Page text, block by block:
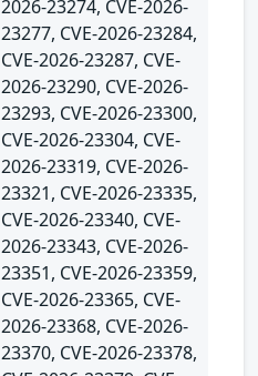
2026-23274, CVE-2026-
23277, CVE-2026-23284,
CVE-2026-23287, CVE-
2026-23290, CVE-2026-
23293, CVE-2026-23300,
CVE-2026-23304, CVE-
2026-23319, CVE-2026-
23321, CVE-2026-23335,
CVE-2026-23340, CVE-
2026-23343, CVE-2026-
23351, CVE-2026-23359,
CVE-2026-23365, CVE-
2026-23368, CVE-2026-
23370, CVE-2026-23378,